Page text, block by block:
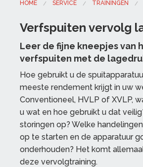
HOME SERVICE TRAININGEN
Verfspuiten vervolg
Leer de fijne kneepjes van
verfspuiten met de
Hoe gebruikt u de
meeste rendement krijgt in uw
Conventioneel, HVLP of XVLP,
u wat en hoe gebruikt u dat
storingen op? Welke
op te starten en de apparatuur
onderhouden? Het komt
deze vervolgtraining.